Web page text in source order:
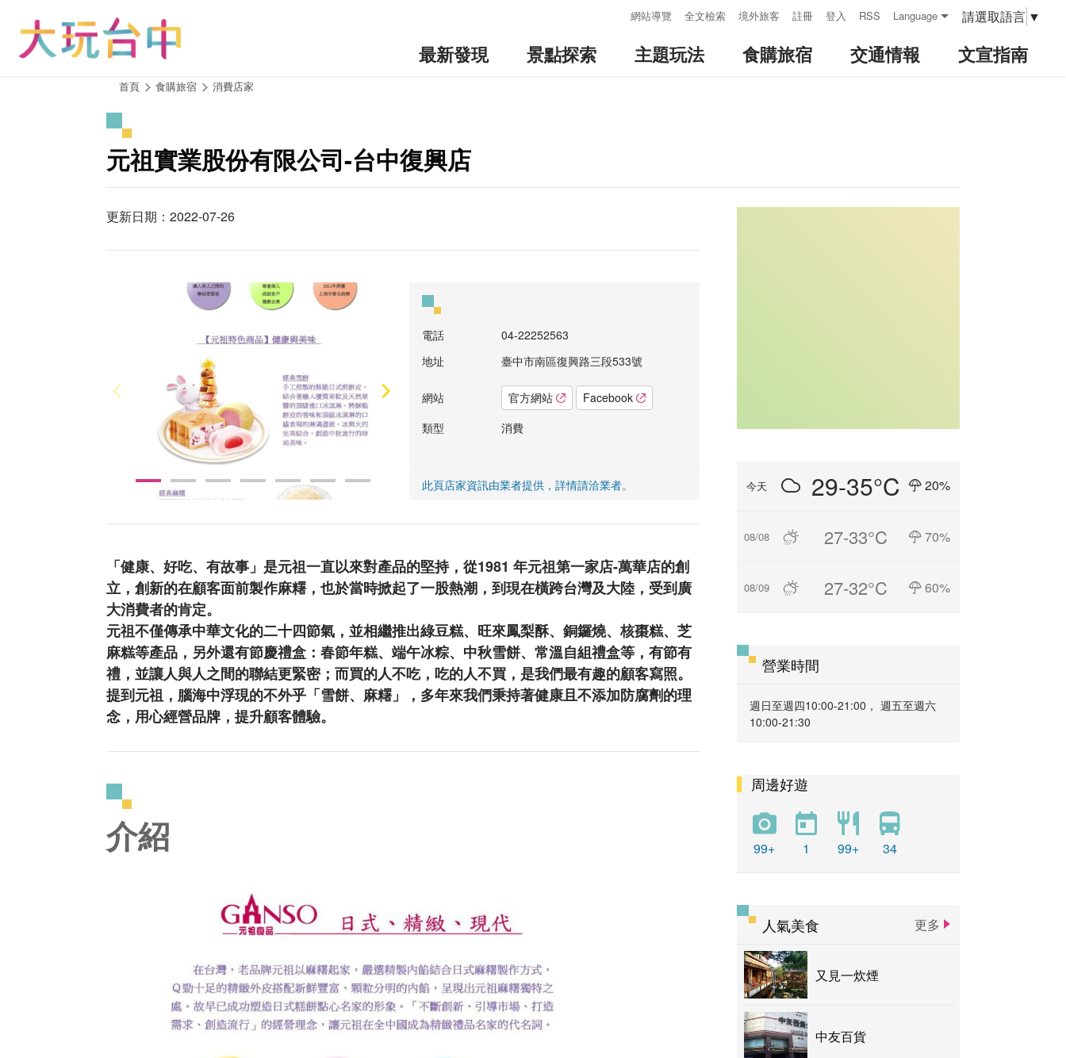
網站導覽 全文檢索 境外旅客 註冊 登入 RSS Language 請選取語言 ▼
最新發現 景點探索 主題玩法 食購旅宿 交通情報 文宣指南
首頁 食購旅宿 消費店家
元祖實業股份有限公司-台中復興店
更新日期：2022-07-26
電話
04-22252563
地址
臺中市南區復興路三段533號
網站 官方網站
Facebook
類型
消費
此頁店家資訊由業者提供，詳情請洽業者。
「健康、好吃、有故事」是元祖一直以來對產品的堅持，從1981 年元祖第一家店-萬華店的創
立，創新的在顧客面前製作麻糬，也於當時掀起了一股熱潮，到現在橫跨台灣及大陸，受到廣
大消費者的肯定。
元祖不僅傳承中華文化的二十四節氣，並相繼推出綠豆糕、旺來鳳梨酥、銅鑼燒、核棗糕、芝
麻糕等產品，另外還有節慶禮盒：春節年糕、端午冰粽、中秋雪餅、常溫自組禮盒等，有節有
禮，並讓人與人之間的聯結更緊密；而買的人不吃，吃的人不買，是我們最有趣的顧客寫照。
提到元祖，腦海中浮現的不外乎「雪餅、麻糬」，多年來我們秉持著健康且不添加防腐劑的理
念，用心經營品牌，提升顧客體驗。
介紹
今天 29-35°C 20%
08/08 27-33°C 70%
08/09 27-32°C 60%
營業時間
週日至週四10:00-21:00， 週五至週六
10:00-21:30
周邊好遊
99+ 1 99+ 34
人氣美食 更多
又見一炊煙
中友百貨